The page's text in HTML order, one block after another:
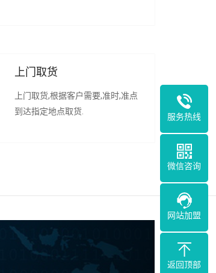
上门取货
上门取货,根据客户需要,准时,准点
到达指定地点取货.
服务热线
微信咨询
网站加盟
返回顶部